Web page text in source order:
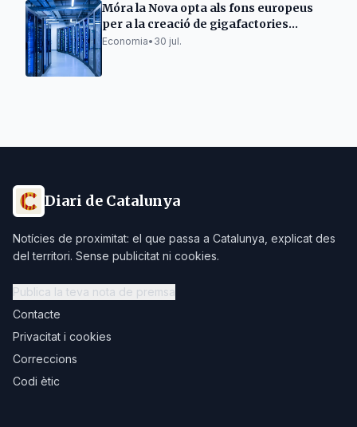
Móra la Nova opta als fons europeus
per a la creació de gigafactories
d'intel·ligència artificial
Economia• 30 jul.
Diari de Catalunya
Notícies de proximitat: el que passa a Catalunya, explicat des
del territori. Sense publicitat ni cookies.
Publica la teva nota de premsa
Contacte
Privacitat i cookies
Correccions
Codi ètic